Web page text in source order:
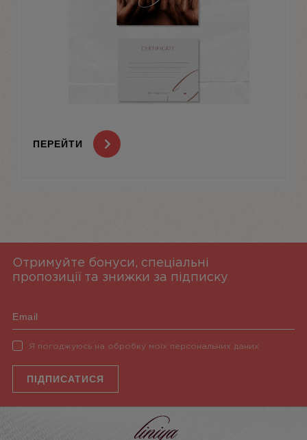
ПЕРЕЙТИ
Отримуйте бонуси, спеціальні
пропозиції та знижки за підписку
Я погоджуюсь на обробку моїх персональних даних
ПІДПИСАТИСЯ